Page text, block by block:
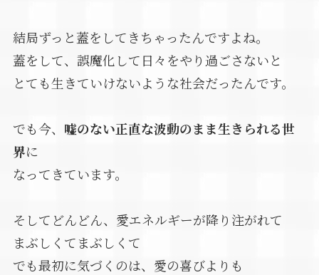
結局ずっと蓋をしてきちゃったんですよね。
蓋をして、誤魔化して日々をやり過ごさないと
とても生きていけないような社会だったんです。
でも今、 嘘のない正直な波動のまま生きられる世
界に
なってきています。
そしてどんどん、愛エネルギーが降り注がれて
まぶしくてまぶしくて
でも最初に気づくのは、愛の喜びよりも